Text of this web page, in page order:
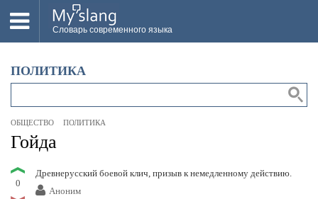
Словарь современного языка
НОВОЕ
ПОПУЛЯРНОЕ
ПРОВЕРИТЬ ЗНАНИЯ
ДОБАВИТЬ СЛОВО
ПОЛИТИКА
ОБЩЕСТВО ПОЛИТИКА
Гойда
0
Древнерусский боевой клич, призыв к немедленному действию.
Аноним